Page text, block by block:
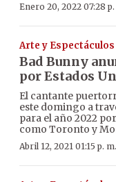
Enero 20, 2022 07:28 p.
Arte y Espectáculos
Bad Bunny
por Estados
El cantante
este domingo a
para el año 2022
como Toronto y
Abril 12, 2021 01:15 p. m.